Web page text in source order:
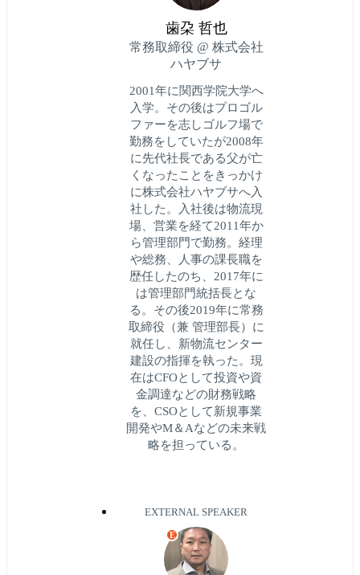
歯朶 哲也
常務取締役 @ 株式会社
ハヤブサ
2001年に関西学院大学へ
入学。その後はプロゴル
ファーを志しゴルフ場で
勤務をしていたが2008年
に先代社長である父が亡
くなったことをきっかけ
に株式会社ハヤブサへ入
社した。入社後は物流現
場、営業を経て2011年か
ら管理部門で勤務。経理
や総務、人事の課長職を
歴任したのち、2017年に
は管理部門統括長とな
る。その後2019年に常務
取締役（兼 管理部長）に
就任し、新物流センター
建設の指揮を執った。現
在はCFOとして投資や資
金調達などの財務戦略
を、CSOとして新規事業
開発やM＆Aなどの未来戦
略を担っている。
EXTERNAL SPEAKER
E